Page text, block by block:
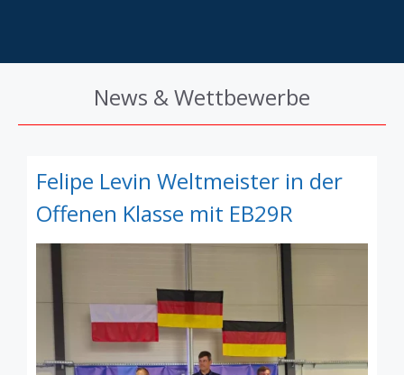
News & Wettbewerbe
Felipe Levin Weltmeister in der
Offenen Klasse mit EB29R